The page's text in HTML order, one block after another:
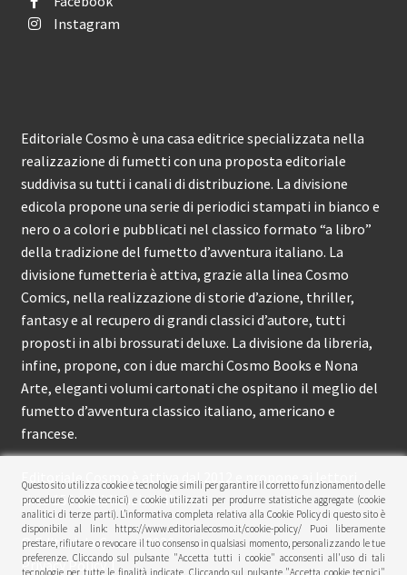
Instagram
Editoriale Cosmo è una casa editrice specializzata nella
realizzazione di fumetti con una proposta editoriale
suddivisa su tutti i canali di distribuzione. La divisione
edicola propone una serie di periodici stampati in bianco e
nero o a colori e pubblicati nel classico formato “a libro”
della tradizione del fumetto d’avventura italiano. La
divisione fumetteria è attiva, grazie alla linea Cosmo
Comics, nella realizzazione di storie d’azione, thriller,
fantasy e al recupero di grandi classici d’autore, tutti
proposti in albi brossurati deluxe. La divisione da libreria,
infine, propone, con i due marchi Cosmo Books e Nona
Arte, eleganti volumi cartonati che ospitano il meglio del
fumetto d’avventura classico italiano, americano e
francese.
Editoriale Cosmo è attiva dal 2012 e propone ai lettori
circa 150 pubblicazioni l’anno.
© Editoriale Cosmo 2026
Privacy Policy
Questo sito utilizza cookie e tecnologie simili per garantire il corretto funzionamento delle
procedure (cookie tecnici) e cookie utilizzati per produrre statistiche aggregate (cookie
analitici di terze parti). L’informativa completa relativa alla Cookie Policy di questo sito è
disponibile al link: https://www.editorialecosmo.it/cookie-policy/ Puoi liberamente
prestare, rifiutare o revocare il tuo consenso in qualsiasi momento, personalizzando le tue
preferenze. Cliccando sul pulsante "Accetta tutti i cookie" acconsenti all'uso di tali
tecnologie per tutte le finalità indicate. Cliccando sul pulsante "Accetta cookie tecnici"